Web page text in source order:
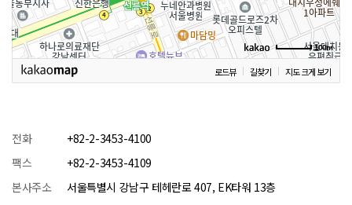
100m
로드뷰 길찾기 지도 크게 보기
전화
+82-2-3453-4100
팩스
+82-2-3453-4109
본사주소
서울특별시 강남구 테헤란로 407, EK타워 13층